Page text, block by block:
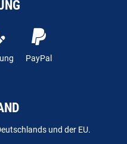
PayPal
und der EU.